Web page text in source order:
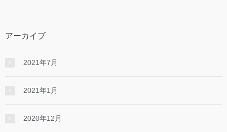
アーカイブ
2021年7月
2021年1月
2020年12月